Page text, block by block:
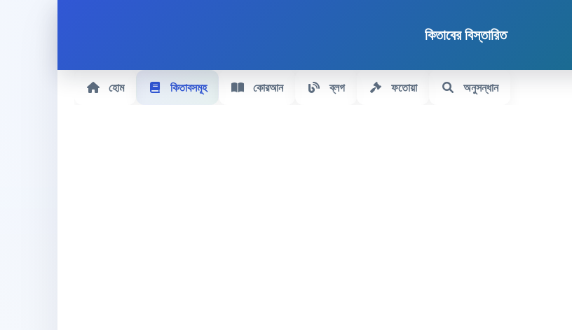
কিতাবের বিস্তারিত
হোম কিতাবসমূহ কোরআন ব্লগ ফতোয়া অনুসন্ধান